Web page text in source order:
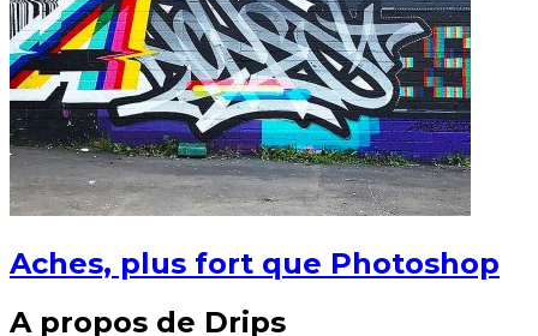
Aches, plus fort que Photoshop
A propos de Drips